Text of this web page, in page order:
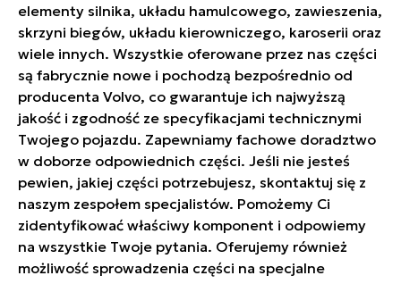
elementy silnika, układu hamulcowego, zawieszenia,
skrzyni biegów, układu kierowniczego, karoserii oraz
wiele innych. Wszystkie oferowane przez nas części
są fabrycznie nowe i pochodzą bezpośrednio od
producenta Volvo, co gwarantuje ich najwyższą
jakość i zgodność ze specyfikacjami technicznymi
Twojego pojazdu. Zapewniamy fachowe doradztwo
w doborze odpowiednich części. Jeśli nie jesteś
pewien, jakiej części potrzebujesz, skontaktuj się z
naszym zespołem specjalistów. Pomożemy Ci
zidentyfikować właściwy komponent i odpowiemy
na wszystkie Twoje pytania. Oferujemy również
możliwość sprowadzenia części na specjalne